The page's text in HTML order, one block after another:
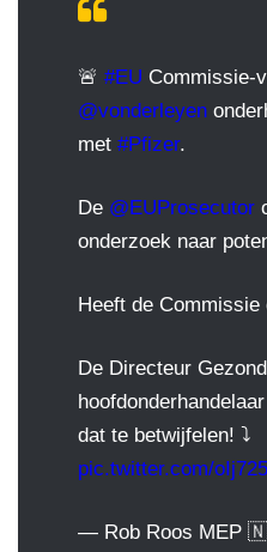
🚨 #EU Commissie-
@vonderleyen
met #Pfizer.
De @EUProsecutor
onderzoek naar
Heeft de
De Directeur
dat te betwijfelen! ⤵️
pic.twitter.com/
— Rob Roos MEP